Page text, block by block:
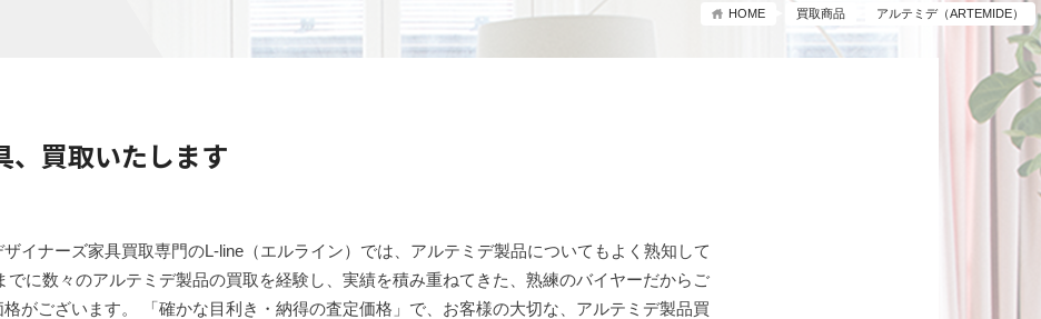
HOME 買取商品 アルテミデ（ARTEMIDE）
、買取いたします
イナーズ家具買取専門のL-line（エルライン）では、アルテミデ製品についてもよく熟知して
でに数々のアルテミデ製品の買取を経験し、実績を積み重ねてきた、熟練のバイヤーだからご
がございます。 「確かな目利き・納得の査定価格」で、お客様の大切な、アルテミデ製品買